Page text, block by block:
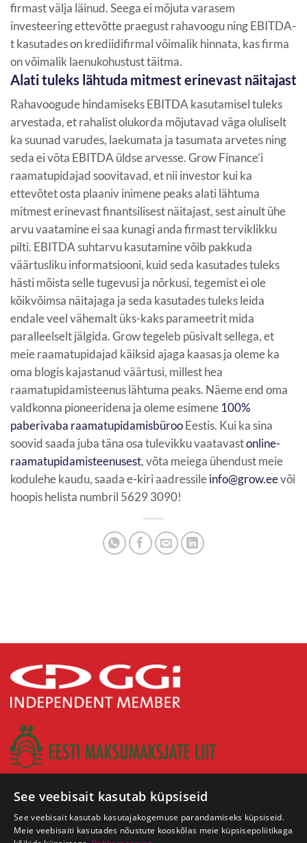
firmast välja läinud. Seega ei mõjuta varasem
investeering ettevõtte praegust rahavoogu ning EBITDA-
t kasutades on krediidifirmal võimalik hinnata, kas firma
on võimalik laenukohustust täitma.
Alati tuleks lähtuda mitmest erinevast näitajast
Rahavoogude hindamiseks EBITDA kasutamisel tuleks
arvestada, et rahalist olukorda mõjutavad väga oluliselt
ka suunad varudes, laekumata ja tasumata arvetes ning
seda ei võta EBITDA üldse arvesse. Grow Finance’i
raamatupidajad soovitavad, et nii investor kui ka
ettevõtet osta plaaniv inimene peaks alati lähtuma
mitmest erinevast finantsilisest näitajast, sest ainult ühe
arvu vaatamine ei saa kunagi anda firmast terviklikku
pilti. EBITDA suhtarvu kasutamine võib pakkuda
väärtusliku informatsiooni, kuid seda kasutades tuleks
hästi mõista selle tugevusi ja nõrkusi, tegemist ei ole
kõikvõimsa näitajaga ja seda kasutades tuleks leida
endale veel vähemalt üks-kaks parameetrit mida
paralleelselt jälgida. Grow tegeleb püsivalt sellega, et
meie raamatupidajad käiksid ajaga kaasas ja oleme ka
oma blogis kajastanud väärtusi, millest hea
raamatupidamisteenus lähtuma peaks. Näeme end oma
valdkonna pioneeridena ja oleme esimene 100%
paberivaba raamatupidamisbürooEestis. Kui ka sina
soovid saada juba täna osa tulevikku vaatavastonline-
raamatupidamisteenusest, võta meiega ühendust meie
kodulehe kaudu, saada e-kiri aadressileinfo@grow.eevõi
hoopis helista numbril 5629 3090!
See veebisait kasutab küpsiseid
See veebisait kasutab kasutajakogemuse parandamiseks küpsiseid.
Meie veebisaiti kasutades nõustute kooskõlas meie küpsisepoliitikaga